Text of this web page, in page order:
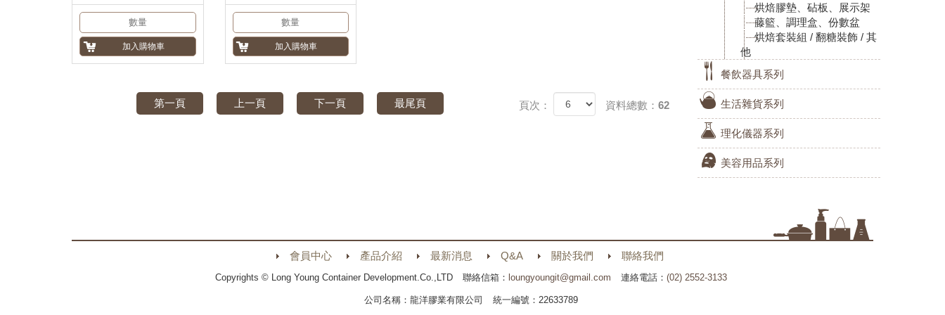
第一頁 上一頁 下一頁 最尾頁 頁次： 資料總數：62
烘焙膠墊、砧板、展示架
藤籃、調理盒、份數盆
烘焙套裝組 / 翻糖裝飾 / 其
他
餐飲器具系列
生活雜貨系列
理化儀器系列
美容用品系列
會員中心 產品介紹 最新消息 Q&A 關於我們 聯絡我們
Copyrights © Long Young Container Development.Co.,LTD 聯絡信箱： loungyoungit@gmail.com 連絡電話： (02) 2552-3133
公司名稱：龍洋膠業有限公司 統一編號：22633789